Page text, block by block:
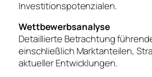
Investitionspotenzialen.
Wettbewerbsanalyse
Detaillierte Betrachtung
einschließlich Marktanteilen,
aktueller Entwicklungen.